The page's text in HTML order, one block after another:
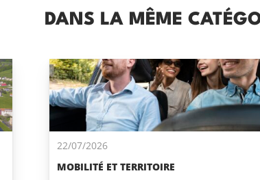
DANS LA MÊME
22/07/2026
MOBILITÉ ET TERRITOIRE